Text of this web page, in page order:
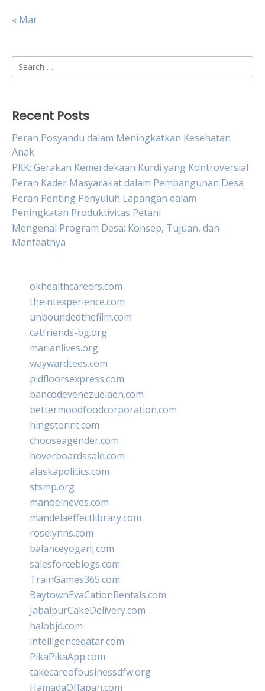
« Mar
Search
for:
Recent Posts
Peran Posyandu dalam Meningkatkan Kesehatan
Anak
PKK: Gerakan Kemerdekaan Kurdi yang Kontroversial
Peran Kader Masyarakat dalam Pembangunan Desa
Peran Penting Penyuluh Lapangan dalam
Peningkatan Produktivitas Petani
Mengenal Program Desa: Konsep, Tujuan, dan
Manfaatnya
okhealthcareers.com
theintexperience.com
unboundedthefilm.com
catfriends-bg.org
marianlives.org
waywardtees.com
pidfloorsexpress.com
bancodevenezuelaen.com
bettermoodfoodcorporation.com
hingstonnt.com
chooseagender.com
hoverboardssale.com
alaskapolitics.com
stsmp.org
manoelneves.com
mandelaeffectlibrary.com
roselynns.com
balanceyoganj.com
salesforceblogs.com
TrainGames365.com
BaytownEvaCationRentals.com
JabalpurCakeDelivery.com
halobjd.com
intelligenceqatar.com
PikaPikaApp.com
takecareofbusinessdfw.org
HamadaOfJapan.com